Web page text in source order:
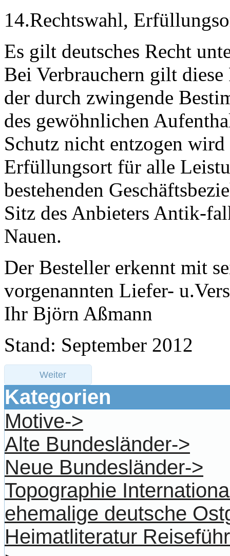
14.Rechtswahl,
Es gilt deutsches Recht
Bei Verbrauchern gilt
der durch zwingende
des gewöhnlichen
Schutz nicht entzogen
Erfüllungsort für alle
bestehenden
Sitz des Anbieters Antik-
Nauen.
Der Besteller erkennt mit
vorgenannten Liefer-
Ihr Björn Aßmann
Stand: September 2012
Weiter
Kategorien
Motive->
Alte Bundesländer->
Neue Bundesländer->
Topographie
ehemalige deutsche
Heimatliteratur